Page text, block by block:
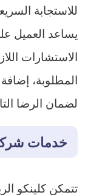
للاستجابة
يساعد العميل
الاستشارات
المطلوبة،
لضمان الرضا
خدمات
تتمكن كلينكو